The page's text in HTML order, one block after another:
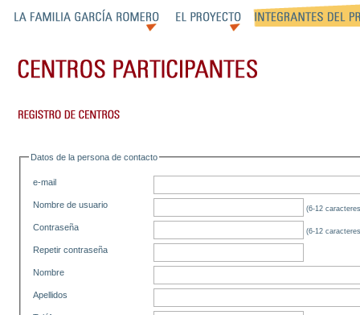
Datos de la persona de contacto
e-mail
Nombre de usuario (6-12
Contraseña (6-12
Repetir contraseña
Nombre
Apellidos